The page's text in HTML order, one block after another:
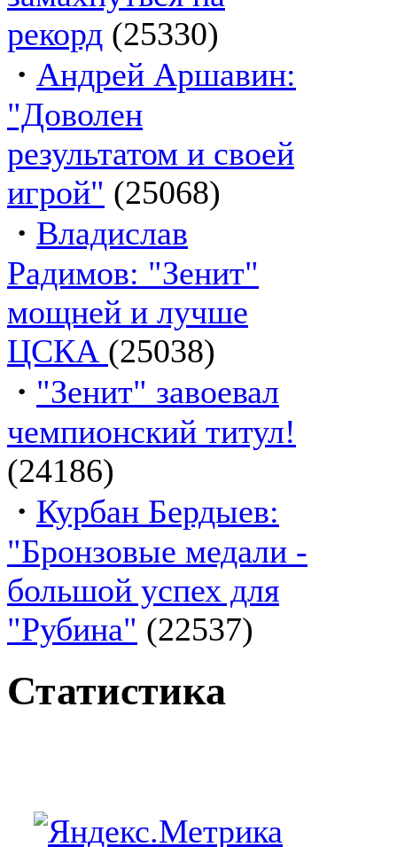
рекорд (25330)
· Андрей Аршавин:
"Доволен
результатом и своей
игрой" (25068)
· Владислав
Радимов: "Зенит"
мощней и лучше
ЦСКА (25038)
· "Зенит" завоевал
чемпионский титул!
(24186)
· Курбан Бердыев:
"Бронзовые медали -
большой успех для
"Рубина" (22537)
Статистика